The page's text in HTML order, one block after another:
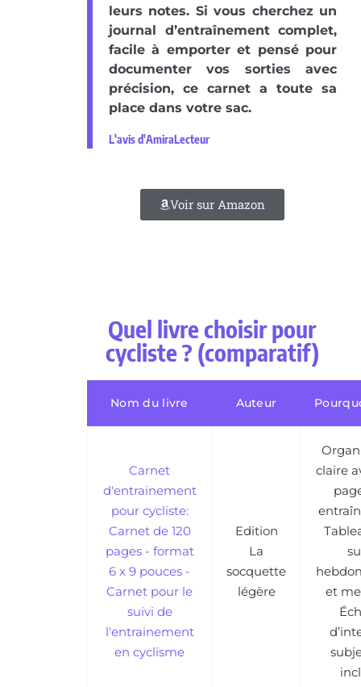
leurs notes. Si vous cherchez un
journal d’entraînement complet,
facile à emporter et pensé pour
documenter vos sorties avec
précision, ce carnet a toute sa
place dans votre sac.
L'avis d'AmiraLecteur
Voir sur Amazon
Quel livre choisir pour
cycliste ? (comparatif)
Nom du livre Auteur
Carnet
d'entrainement
pour cycliste:
Carnet de 120
pages - format
6 x 9 pouces -
Carnet pour le
suivi de
l'entrainement
en cyclisme
Edition
La
socquette
légère
claire
et